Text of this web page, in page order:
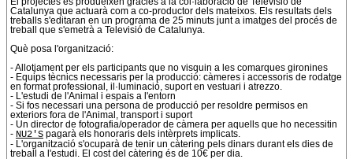
Catalunya que actuarà com a co-productor dels mateixos. Els resultats dels
treballs s'editaran en un programa de 25 minuts junt a imatges del procés de
treball que s'emetrà a Televisió de Catalunya.
Què posa l'organització:
- Allotjament per els participants que no visquin a les comarques gironines
- Equips tècnics necessaris per la producció: càmeres i accessoris de rodatge
en format professional, il·luminació, suport en vestuari i atrezzo.
- L'estudi de l'Animal i espais a l'entorn
- Si fos necessari una persona de producció per resoldre permisos en
exteriors fora de l'Animal, transport i suport
- Un director de fotografia/operador de càmera per aquells que ho necessitin
- NU2'S pagarà els honoraris dels intèrprets implicats.
- L'organització s'ocuparà de tenir un càtering pels dinars durant els dies de
treball a l'estudi. El cost del càtering és de 10€ per dia.